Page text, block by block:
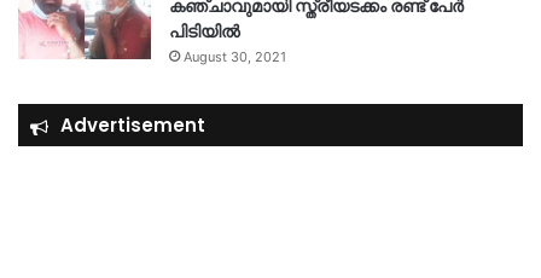
കഞ്ചാവുമായി സ്ത്രീയടക്കം രണ്ട് പേർ
പിടിയിൽ
August 30, 2021
Advertisement